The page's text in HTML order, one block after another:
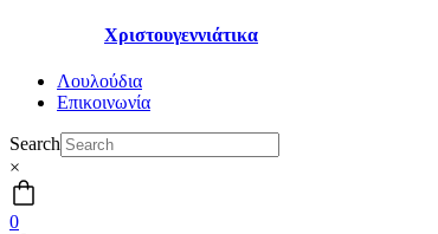
Χριστουγεννιάτικα
Λουλούδια
Επικοινωνία
Search
×
0